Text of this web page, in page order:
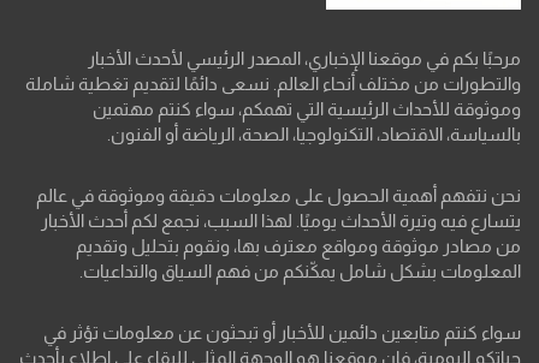
مرحبًا بكم في موقعنا الإخباري، المصدر الرئيسي لأحدث الأخبار
والتطورات من مختلف أنحاء العالم. نسعى دائمًا لتقديم تغطية شاملة
وموثوقة للأحداث الرئيسية التي تهمكم، سواء كنتم مهتمين
بالسياسة، الاقتصاد، التكنولوجيا، الصحة، الرياضة أو الفنون.
نحن نتفهم أهمية الحصول على معلومات دقيقة وموثوقة في عالم
يتسارع فيه وتيرة الأحداث يوميًا. لهذا السبب، نجمع لكم أحدث الأخبار
من مصادر موثوقة ومواقع معترف بها، ونقوم بتحليل وتقديم
المعلومات بشكل شامل يمكّنكم من فهم السياق والتداعيات.
سواء كنتم متابعين دائمين للأخبار أو تبحثون عن معلومات تؤثر في
حياتكم اليومية، فإن موقعنا هو الوجهة المثلى للبقاء على اطلاع بأحدث